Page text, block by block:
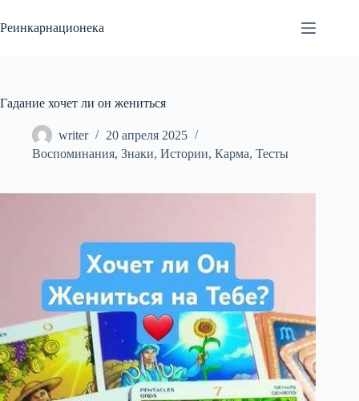
к
сути
Реинкарнационека
Гадание хочет ли он жениться
writer
20 апреля 2025
Воспоминания, Знаки, Истории, Карма, Тесты